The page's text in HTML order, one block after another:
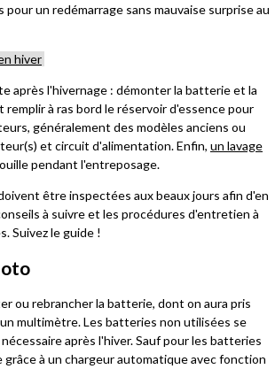
un redémarrage sans mauvaise surprise au
hiver
après l'hivernage : démonter la batterie et la
à ras bord le réservoir d'essence pour
généralement des modèles anciens ou
et circuit d'alimentation. Enfin, un lavage
pendant l'entreposage.
être inspectées aux beaux jours afin d'en
à suivre et les procédures d'entretien à
Suivez le guide !
ou rebrancher la batterie, dont on aura pris
multimètre. Les batteries non utilisées se
après l'hiver. Sauf pour les batteries
à un chargeur automatique avec fonction